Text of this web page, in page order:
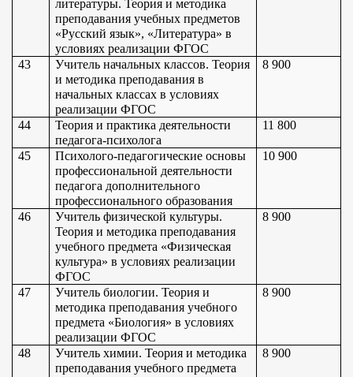
литературы. Теория и методика
преподавания учебных предметов
«Русский язык», «Литература» в
условиях реализации ФГОС
43
Учитель начальных классов. Теория
и методика преподавания в
начальных классах в условиях
реализации ФГОС
8 900
44
Теория и практика деятельности
педагога-психолога
11 800
45
Психолого-педагогические основы
профессиональной деятельности
педагога дополнительного
профессионального образования
10 900
46
Учитель физической культуры.
Теория и методика преподавания
учебного предмета «Физическая
культура» в условиях реализации
ФГОС
8 900
47
Учитель биологии. Теория и
методика преподавания учебного
предмета «Биология» в условиях
реализации ФГОС
8 900
48
Учитель химии. Теория и методика
преподавания учебного предмета
8 900